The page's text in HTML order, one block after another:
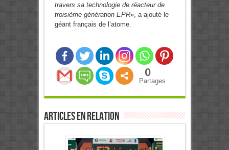
travers sa technologie de réacteur de
troisième génération EPR», a ajouté le
géant français de l’atome.
0
Partages
Articles en relation